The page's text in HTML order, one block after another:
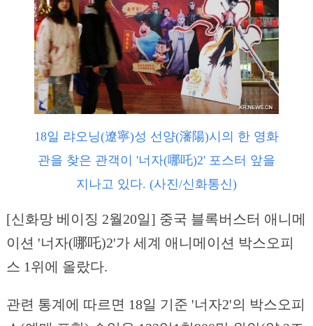
18일 랴오닝(遼寧)성 선양(瀋陽)시의 한 영화
관을 찾은 관객이 '너자(哪吒)2' 포스터 앞을
지나고 있다. (사진/신화통신)
[신화망 베이징 2월20일] 중국 블록버스터 애니메
이션 '너자(哪吒)2'가 세계 애니메이션 박스오피
스 1위에 올랐다.
관련 통계에 따르면 18일 기준 '너자2'의 박스오피